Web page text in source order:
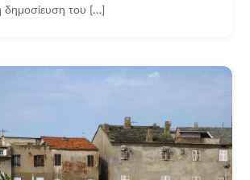
δημοσίευση του [...]